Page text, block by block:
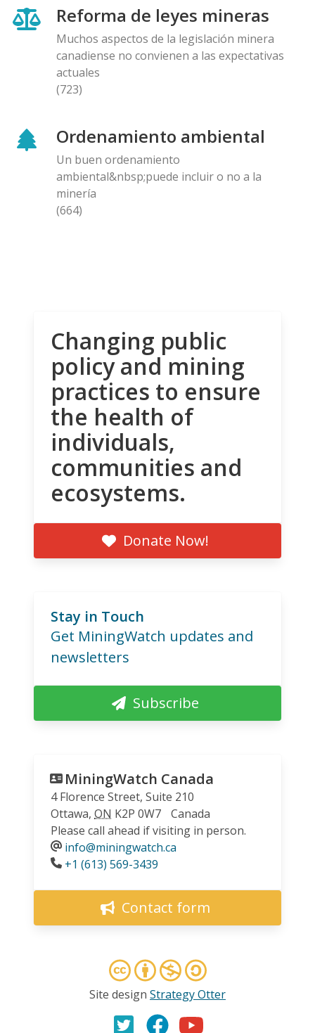
Reforma de leyes mineras
Muchos aspectos de la legislación minera
canadiense no convienen a las expectativas
actuales
(723)
Ordenamiento ambiental
Un buen ordenamiento
ambiental&nbsp;puede incluir o no a la
minería
(664)
Changing public
policy and mining
practices to ensure
the health of
individuals,
communities and
ecosystems.
Donate Now!
Stay in Touch
Get MiningWatch updates and
newsletters
Subscribe
MiningWatch Canada
4 Florence Street, Suite 210
Ottawa, ON K2P 0W7
Canada
Please call ahead if visiting in person.
info@miningwatch.ca
Phone
+1 (613) 569-3439
Contact form
Site design Strategy Otter